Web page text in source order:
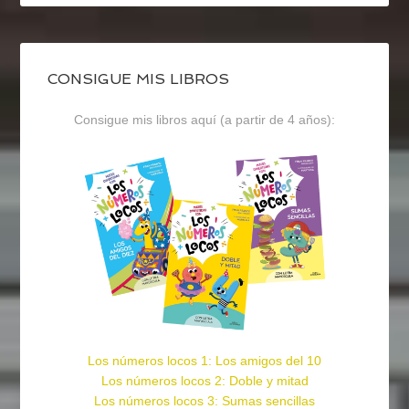
CONSIGUE MIS LIBROS
Consigue mis libros aquí (a partir de 4 años):
Los números locos 1: Los amigos del 10
Los números locos 2: Doble y mitad
Los números locos 3: Sumas sencillas